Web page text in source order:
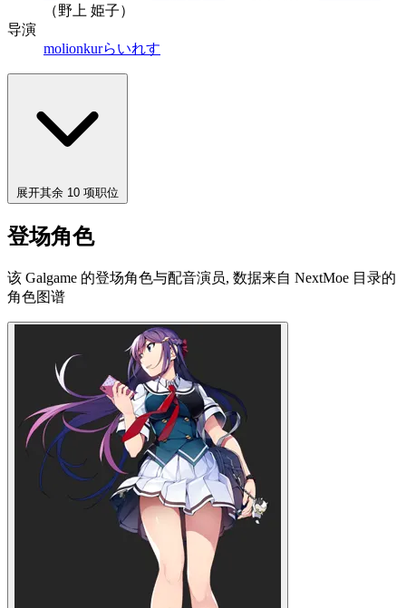
（野上 姫子）
导演
molionkurらいれす
展开其余 10 项职位
登场角色
该 Galgame 的登场角色与配音演员, 数据来自 NextMoe 目录的
角色图谱